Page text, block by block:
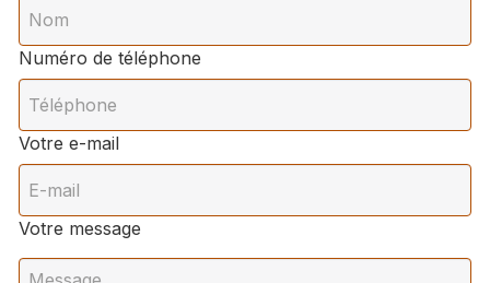
Numéro de téléphone
Votre e-mail
Votre message